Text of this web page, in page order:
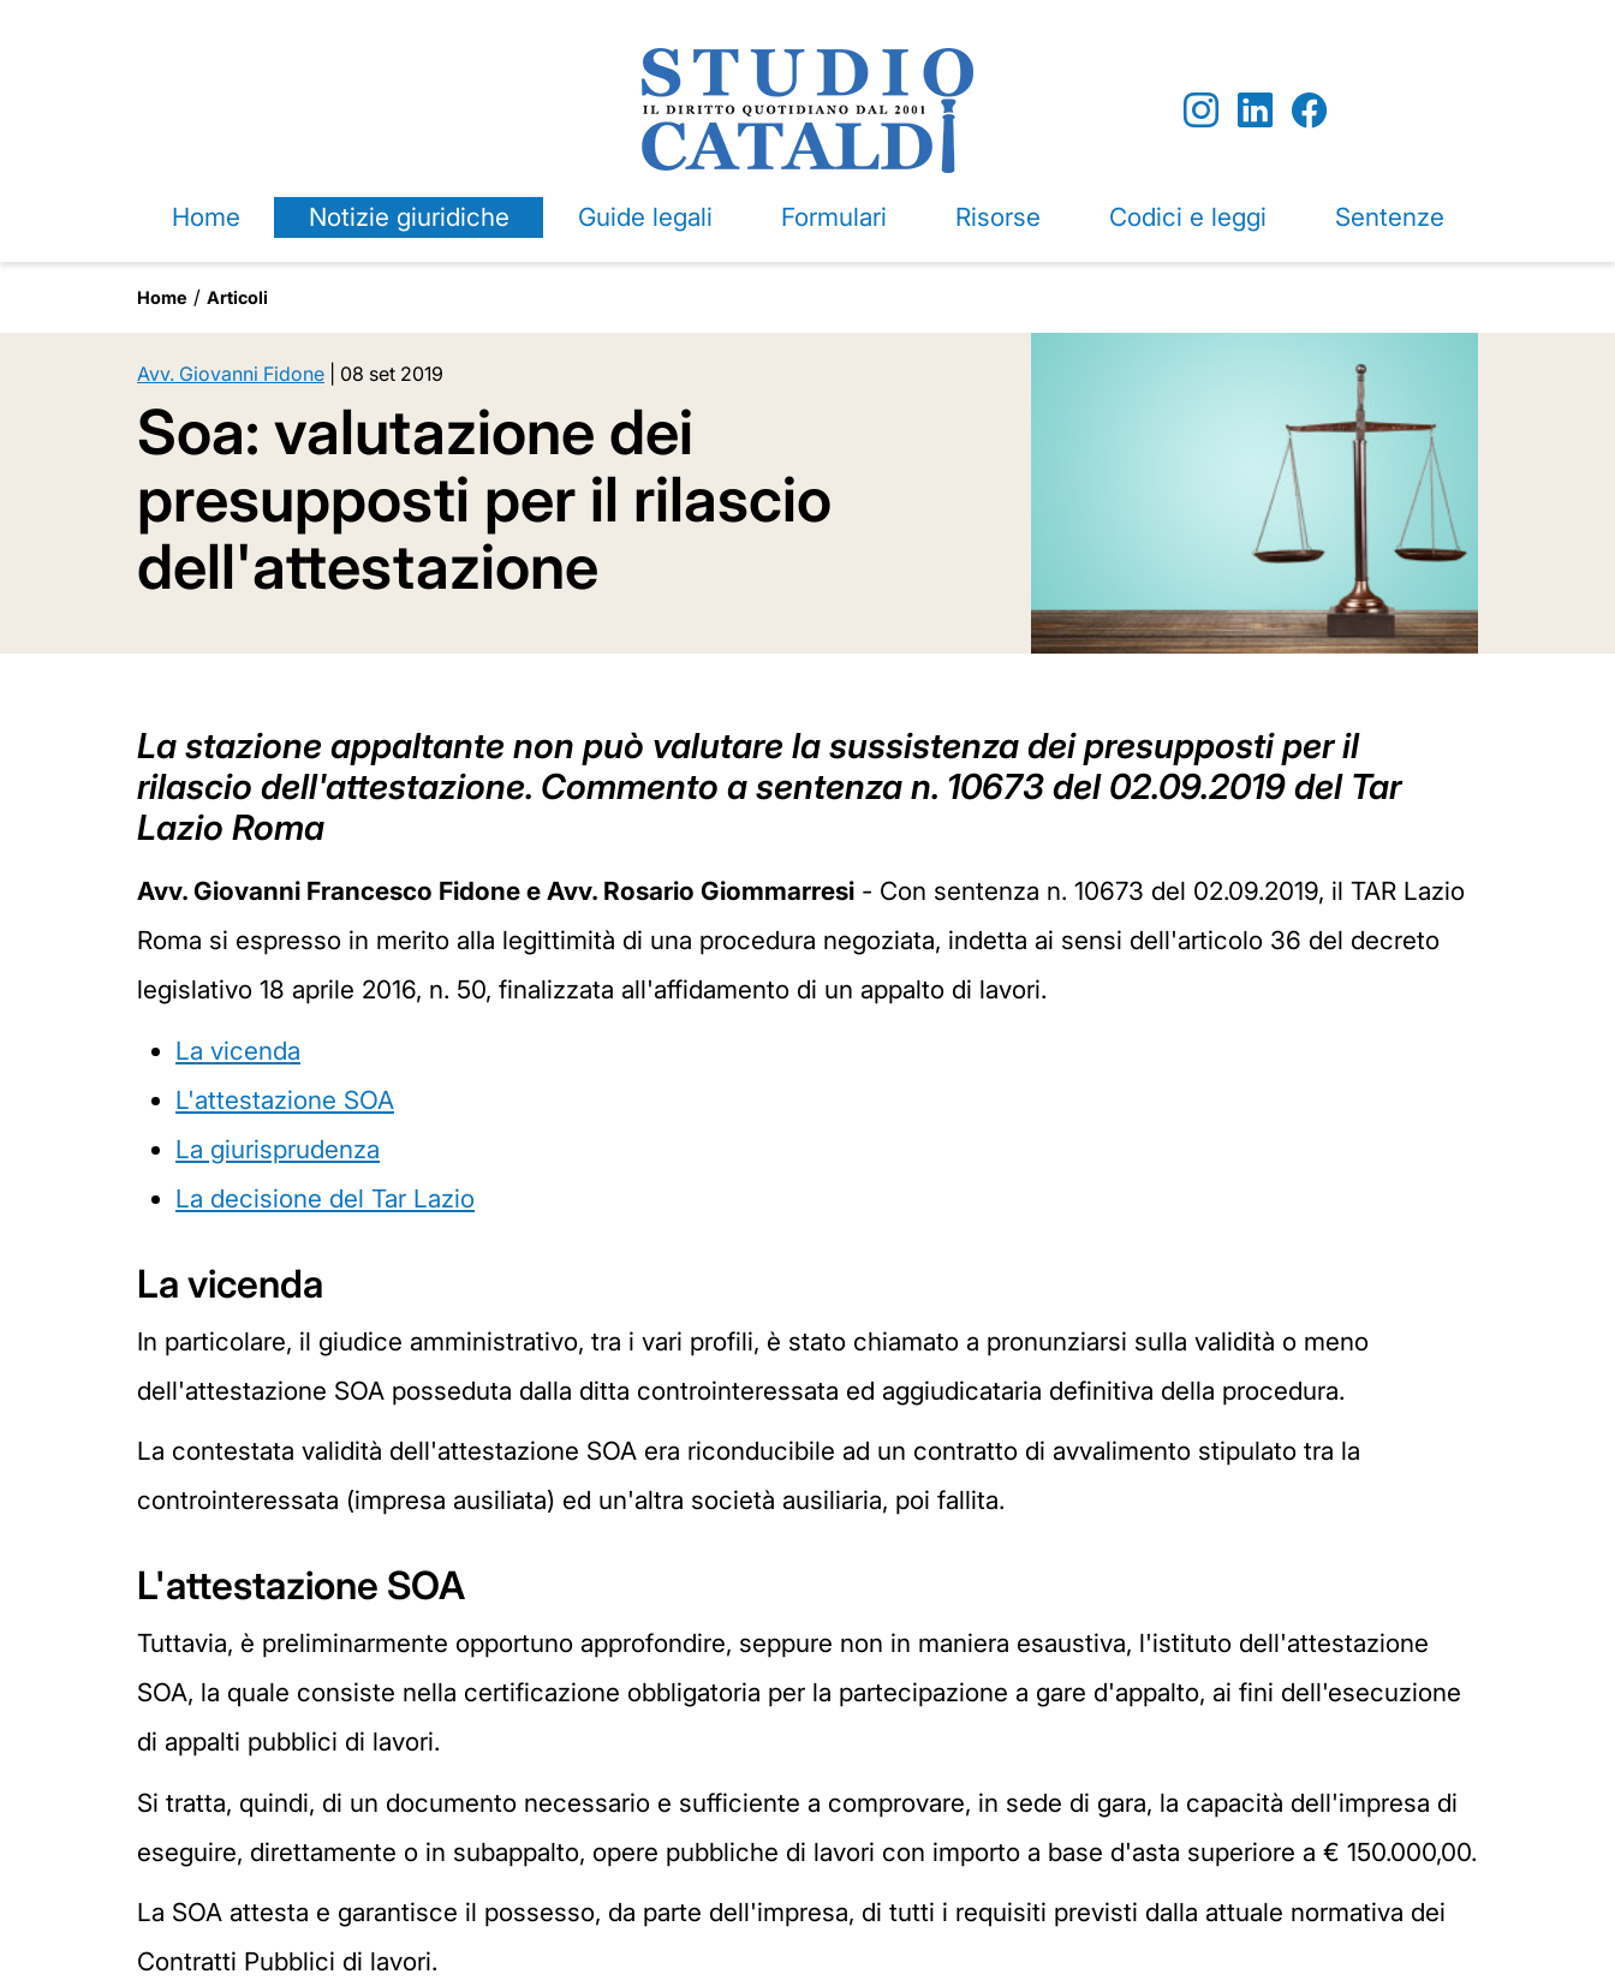
Home Notizie giuridiche Guide legali Formulari Risorse Codici e leggi Sentenze
Home Articoli
Avv. Giovanni Fidone 08 set 2019
Soa: valutazione dei
presupposti per il rilascio
dell'attestazione
La stazione appaltante non può valutare la sussistenza dei presupposti per il
rilascio dell'attestazione. Commento a sentenza n. 10673 del 02.09.2019 del Tar
Lazio Roma
Avv. Giovanni Francesco Fidone e Avv. Rosario Giommarresi - Con sentenza n. 10673 del 02.09.2019, il TAR Lazio
Roma si espresso in merito alla legittimità di una procedura negoziata, indetta ai sensi dell'articolo 36 del decreto
legislativo 18 aprile 2016, n. 50, finalizzata all'affidamento di un appalto di lavori.
La vicenda
L'attestazione SOA
La giurisprudenza
La decisione del Tar Lazio
La vicenda
In particolare, il giudice amministrativo, tra i vari profili, è stato chiamato a pronunziarsi sulla validità o meno
dell'attestazione SOA posseduta dalla ditta controinteressata ed aggiudicataria definitiva della procedura.
La contestata validità dell'attestazione SOA era riconducibile ad un contratto di avvalimento stipulato tra la
controinteressata (impresa ausiliata) ed un'altra società ausiliaria, poi fallita.
L'attestazione SOA
Tuttavia, è preliminarmente opportuno approfondire, seppure non in maniera esaustiva, l'istituto dell'attestazione
SOA, la quale consiste nella certificazione obbligatoria per la partecipazione a gare d'appalto, ai fini dell'esecuzione
di appalti pubblici di lavori.
Si tratta, quindi, di un documento necessario e sufficiente a comprovare, in sede di gara, la capacità dell'impresa di
eseguire, direttamente o in subappalto, opere pubbliche di lavori con importo a base d'asta superiore a € 150.000,00.
La SOA attesta e garantisce il possesso, da parte dell'impresa, di tutti i requisiti previsti dalla attuale normativa dei
Contratti Pubblici di lavori.